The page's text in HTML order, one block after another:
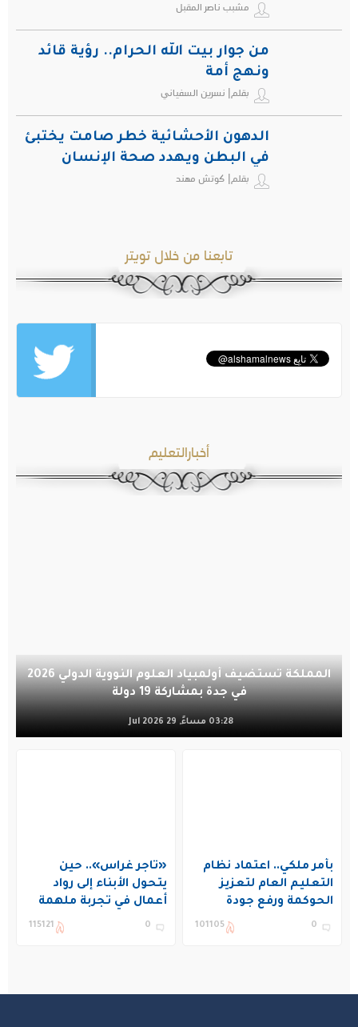
مشبب ناصر المقبل
من جوار بيت الله الحرام.. رؤية قائد
ونهج أمة
بقلم| نسرين السفياني
الدهون الأحشائية خطر صامت يختبئ
في البطن ويهدد صحة الإنسان
بقلم| كوتش مهند
تابعنا من خلال تويتر
أخبارالتعليم
المملكة تستضيف أولمبياد العلوم النووية الدولي 2026
في جدة بمشاركة 19 دولة
03:28 مساءً, 29 Jul 2026
بأمر ملكي.. اعتماد نظام
التعليم العام لتعزيز
الحوكمة ورفع جودة
التعليم في المملكة
0
101105
«تاجر غراس».. حين
يتحول الأبناء إلى رواد
أعمال في تجربة ملهمة
بنادي غراس الصيفي
0
115121